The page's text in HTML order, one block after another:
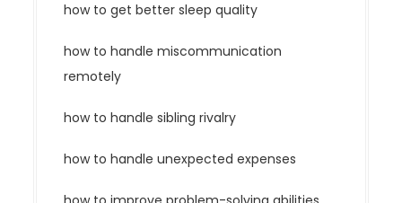
how to get better sleep quality
how to handle miscommunication
remotely
how to handle sibling rivalry
how to handle unexpected expenses